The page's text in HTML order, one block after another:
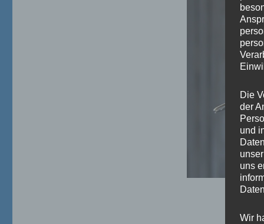
Die
der
und
uns
Wir